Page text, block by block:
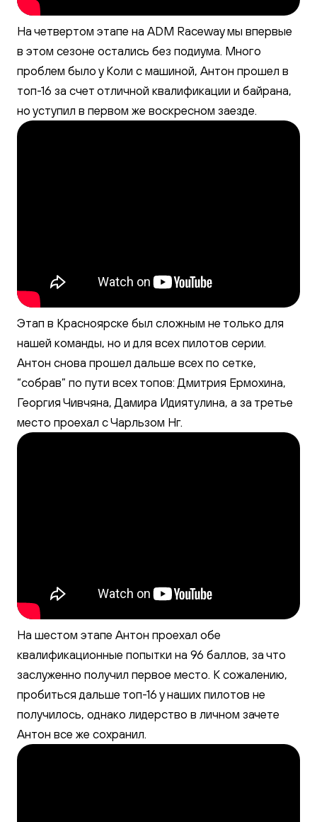
На четвертом этапе на ADM Raceway мы впервые
в этом сезоне остались без подиума. Много
проблем было у Коли с машиной, Антон прошел в
топ-16 за счет отличной квалификации и байрана,
но уступил в первом же воскресном заезде.
Этап в Красноярске был сложным не только для
нашей команды, но и для всех пилотов серии.
Антон снова прошел дальше всех по сетке,
“собрав” по пути всех топов: Дмитрия Ермохина,
Георгия Чивчяна, Дамира Идиятулина, а за третье
место проехал с Чарльзом Нг.
На шестом этапе Антон проехал обе
квалификационные попытки на 96 баллов, за что
заслуженно получил первое место. К сожалению,
пробиться дальше топ-16 у наших пилотов не
получилось, однако лидерство в личном зачете
Антон все же сохранил.